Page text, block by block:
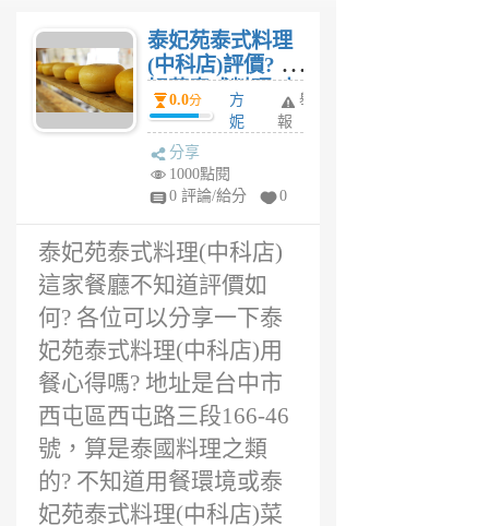
泰妃苑泰式料理
(中科店)評價? 泰
妃苑泰式料理(中
科店)推薦菜
色?
0.0分
方
妮
年
舉
報
分享
1000點閱
0 評論/給分
0
泰妃苑泰式料理(中科店)
這家餐廳不知道評價如
何? 各位可以分享一下泰
妃苑泰式料理(中科店)用
餐心得嗎? 地址是台中市
西屯區西屯路三段166-46
號，算是泰國料理之類
的? 不知道用餐環境或泰
妃苑泰式料理(中科店)菜